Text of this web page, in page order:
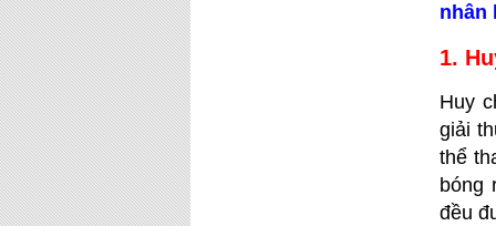
nhân
1.
Huy
giải
thể
bóng
đều